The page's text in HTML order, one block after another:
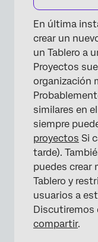
En última
crear un
un Tablero a
Proyectos
organización
similares en
siempre
proyectos Si
tarde).
puedes crear
Tablero y
usuarios a
Discutiremos
compartir.